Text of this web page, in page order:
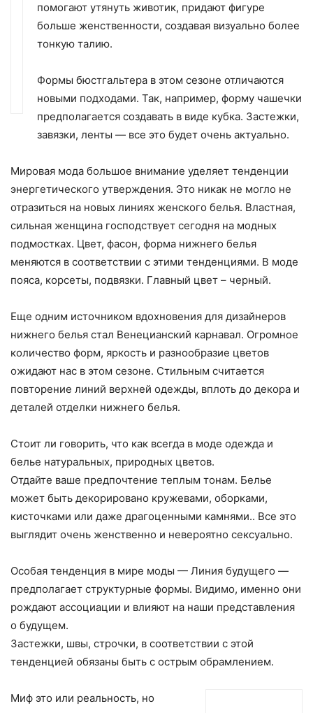
помогают утянуть животик, придают фигуре
больше женственности, создавая визуально более
тонкую талию.
Формы бюстгальтера в этом сезоне отличаются
новыми подходами. Так, например, форму чашечки
предполагается создавать в виде кубка. Застежки,
завязки, ленты — все это будет очень актуально.
Мировая мода большое внимание уделяет тенденции
энергетического утверждения. Это никак не могло не
отразиться на новых линиях женского белья. Властная,
сильная женщина господствует сегодня на модных
подмостках. Цвет, фасон, форма нижнего белья
меняются в соответствии с этими тенденциями. В моде
пояса, корсеты, подвязки. Главный цвет – черный.
Еще одним источником вдохновения для дизайнеров
нижнего белья стал Венецианский карнавал. Огромное
количество форм, яркость и разнообразие цветов
ожидают нас в этом сезоне. Стильным считается
повторение линий верхней одежды, вплоть до декора и
деталей отделки нижнего белья.
Стоит ли говорить, что как всегда в моде одежда и
белье натуральных, природных цветов.
Отдайте ваше предпочтение теплым тонам. Белье
может быть декорировано кружевами, оборками,
кисточками или даже драгоценными камнями.. Все это
выглядит очень женственно и невероятно сексуально.
Особая тенденция в мире моды — Линия будущего —
предполагает структурные формы. Видимо, именно они
рождают ассоциации и влияют на наши представления
о будущем.
Застежки, швы, строчки, в соответствии с этой
тенденцией обязаны быть с острым обрамлением.
Миф это или реальность, но